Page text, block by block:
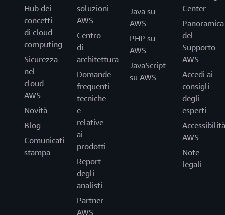
Hub dei
concetti
di cloud
computing
Sicurezza
nel
cloud
AWS
Novità
Blog
Comunicati
stampa
soluzioni
AWS
Centro
di
architettura
Domande
frequenti
tecniche
e
relative
ai
prodotti
Report
degli
analisti
Partner
AWS
Java su
AWS
PHP su
AWS
JavaScript
su AWS
Center
Panoramica
del
Supporto
AWS
Accedi ai
consigli
degli
esperti
Accessibilità
AWS
Note
legali